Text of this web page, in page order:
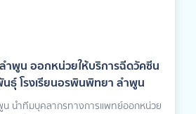
ำพูน ออกหน่วยให้บริการฉีดวัคซีน
ธุ์ โรงเรียนอรพินพิทยา ลำพูน
นำทีมบุคลากรทางการแพทย์ออกหน่วย